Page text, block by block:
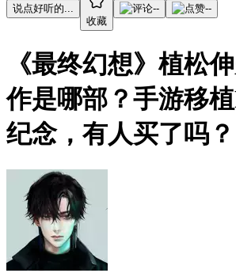
说点好听的...
收藏
-- --
《最终幻想》植松
作是哪部？手游移
纪念，有人买了吗？